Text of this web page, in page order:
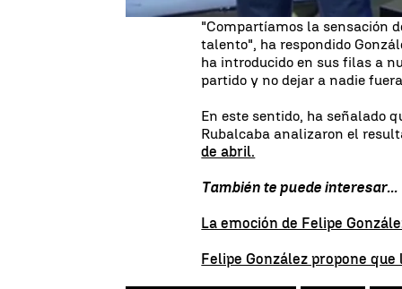
"Compartíamos la sensación
talento", ha respondido
ha introducido en sus filas a
partido y no dejar a nadie
En este sentido, ha señalado
Rubalcaba analizaron el
de abril.
También te puede interesar...
La emoción de Felipe
Felipe González propone